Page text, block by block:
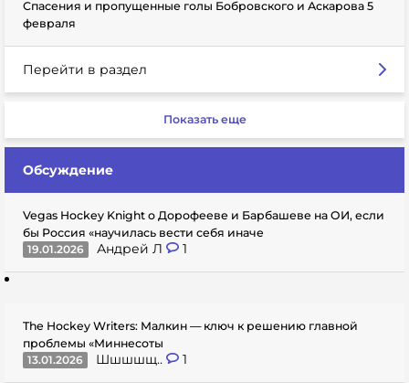
Спасения и пропущенные голы Бобровского и Аскарова 5
февраля
Перейти в раздел
Показать еще
Обсуждение
Vegas Hockey Knight о Дорофееве и Барбашеве на ОИ, если
бы Россия «научилась вести себя иначе
19.01.2026
Андрей Л 1
The Hockey Writers: Малкин — ключ к решению главной
проблемы «Миннесоты
13.01.2026
Шшшшщ.. 1